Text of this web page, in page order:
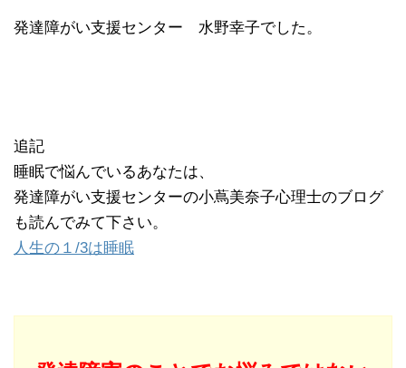
発達障がい支援センター 水野幸子でした。
追記
睡眠で悩んでいるあなたは、
発達障がい支援センターの小蔦美奈子心理士のブログ
も読んでみて下さい。
人生の１/3は睡眠